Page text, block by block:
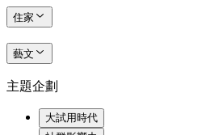
住家
藝文
主題企劃
大試用時代